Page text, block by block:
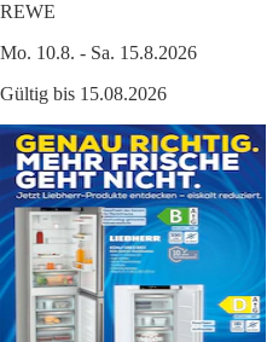
REWE
Mo. 10.8. - Sa. 15.8.2026
Gültig bis 15.08.2026